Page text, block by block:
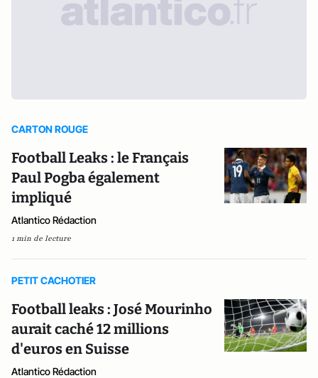
CARTON ROUGE
Football Leaks : le Français
Paul Pogba également
impliqué
Atlantico Rédaction
1 min de lecture
PETIT CACHOTIER
Football leaks : José Mourinho
aurait caché 12 millions
d'euros en Suisse
Atlantico Rédaction